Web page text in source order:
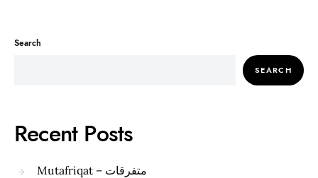
Search
SEARCH
Recent Posts
Mutafriqat – متفرقات